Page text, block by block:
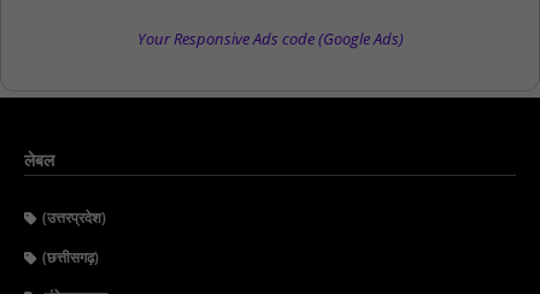
Your Responsive Ads code (Google Ads)
लेबल
(उत्तरप्रदेश)
(छत्तीसगढ़)